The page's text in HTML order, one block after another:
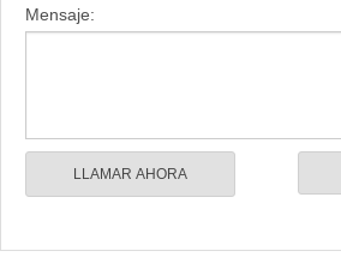
Mensaje:
LLAMAR AHORA